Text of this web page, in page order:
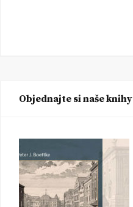
Objednajte si naše knihy